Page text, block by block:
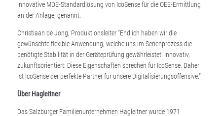
innovative MDE-Standardlösung von IcoSense für die OEE-Ermittlung
an der Anlage, genannt.
Christiaan de Jong, Produktionsleiter “Endlich haben wir die
gewünschte flexible Anwendung, welche uns im Serienprozess die
benötigte Stabilität in der Geräteprüfung gewährleistet. Innovativ,
zukunftsorientiert: Diese Eigenschaften sprechen für IcoSense. Daher
ist IcoSense der perfekte Partner für unsere Digitalisierungsoffensive.“
Über Hagleitner
Das Salzburger Familienunternehmen Hagleitner wurde 1971